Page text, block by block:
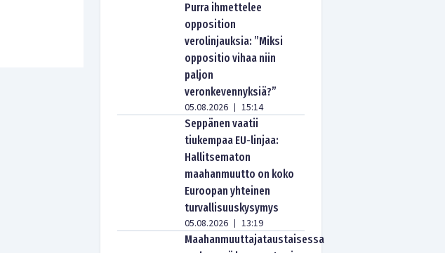
Purra ihmettelee
opposition
verolinjauksia: ”Miksi
oppositio vihaa niin
paljon
veronkevennyksiä?”
05.08.2026 | 15:14
Seppänen vaatii
tiukempaa EU-linjaa:
Hallitsematon
maahanmuutto on koko
Euroopan yhteinen
turvallisuuskysymys
05.08.2026 | 13:19
Maahanmuuttajataustaisessa